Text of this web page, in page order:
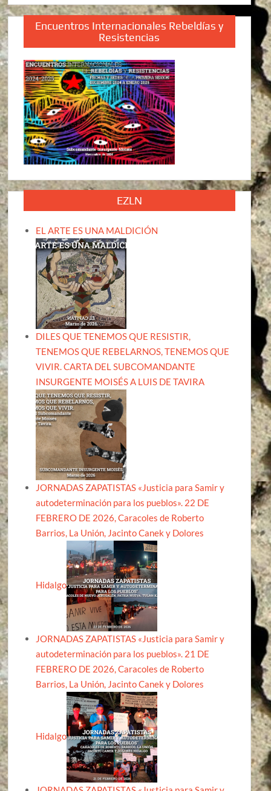
Encuentros Internacionales Rebeldías y
Resistencias
EZLN
EL ARTE ES UNA MALDICIÓN
DILES QUE TENEMOS QUE RESISTIR,
TENEMOS QUE REBELARNOS, TENEMOS QUE
VIVIR. CARTA DEL SUBCOMANDANTE
INSURGENTE MOISÉS A LUIS DE TAVIRA
JORNADAS ZAPATISTAS «Justicia para Samir y
autodeterminación para los pueblos». 22 DE
FEBRERO DE 2026, Caracoles de Roberto
Barrios, La Unión, Jacinto Canek y Dolores
Hidalgo
JORNADAS ZAPATISTAS «Justicia para Samir y
autodeterminación para los pueblos». 21 DE
FEBRERO DE 2026, Caracoles de Roberto
Barrios, La Unión, Jacinto Canek y Dolores
Hidalgo